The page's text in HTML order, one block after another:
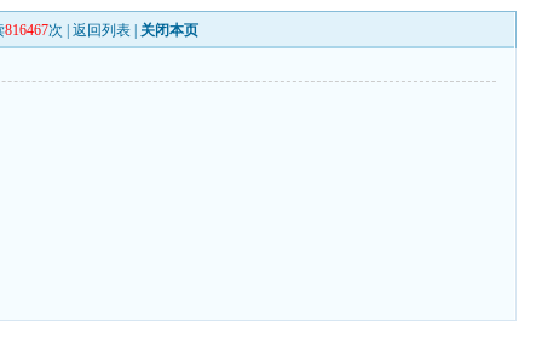
816467次 |返回列表 关闭本页